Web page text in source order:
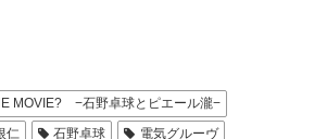
MOVIE? −石野卓球とピエール瀧−
仁 石野卓球 電気グルーヴ